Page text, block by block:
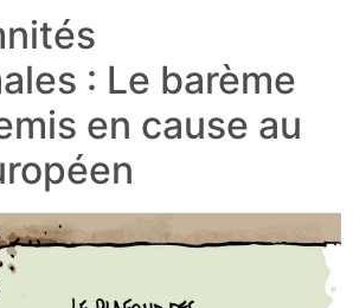
: Le barème
en cause au